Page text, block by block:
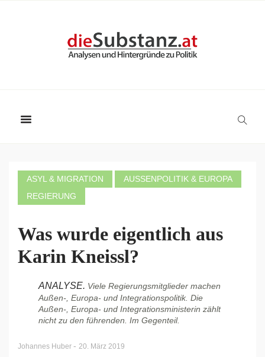
ASYL & MIGRATION
AUSSENPOLITIK & EUROPA
REGIERUNG
Was wurde eigentlich aus
Karin Kneissl?
ANALYSE. Viele Regierungsmitglieder machen
Außen-, Europa- und Integrationspolitik. Die
Außen-, Europa- und Integrationsministerin zählt
nicht zu den führenden. Im Gegenteil.
Johannes Huber - 20. März 2019